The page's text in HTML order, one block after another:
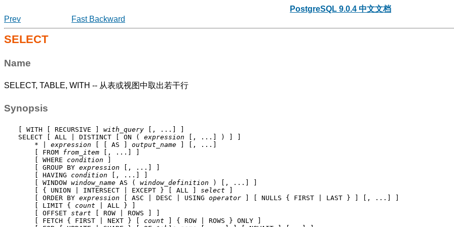
PostgreSQL 9.0.4 中文文档
Prev
Fast Backward
SELECT
Name
SELECT, TABLE, WITH -- 从表或视图中取出若干行
Synopsis
[ WITH [ RECURSIVE ] with_query [, ...] ]
SELECT [ ALL | DISTINCT [ ON ( expression [, ...] ) ] ]
    * |
expression [ [ AS ] output_name ] [, ...]
    [ FROM
from_item [, ...] ]
    [ WHERE
condition
    [ GROUP BY
expression [, ...] ]
    [ HAVING
condition [, ...] ]
    [ WINDOW
window_name AS ( window_definition ) [, ...] ]
    [ { UNION | INTERSECT | EXCEPT } [ ALL ]
select
    [ ORDER BY
expression [ ASC | DESC | USING operator ] [ NULLS { FIRST | LAST } ] [, ...] ]
    [ LIMIT {
count | ALL } ]
    [ OFFSET
start [ ROW | ROWS ] ]
    [ FETCH { FIRST | NEXT } [
count ] { ROW | ROWS } ONLY ]